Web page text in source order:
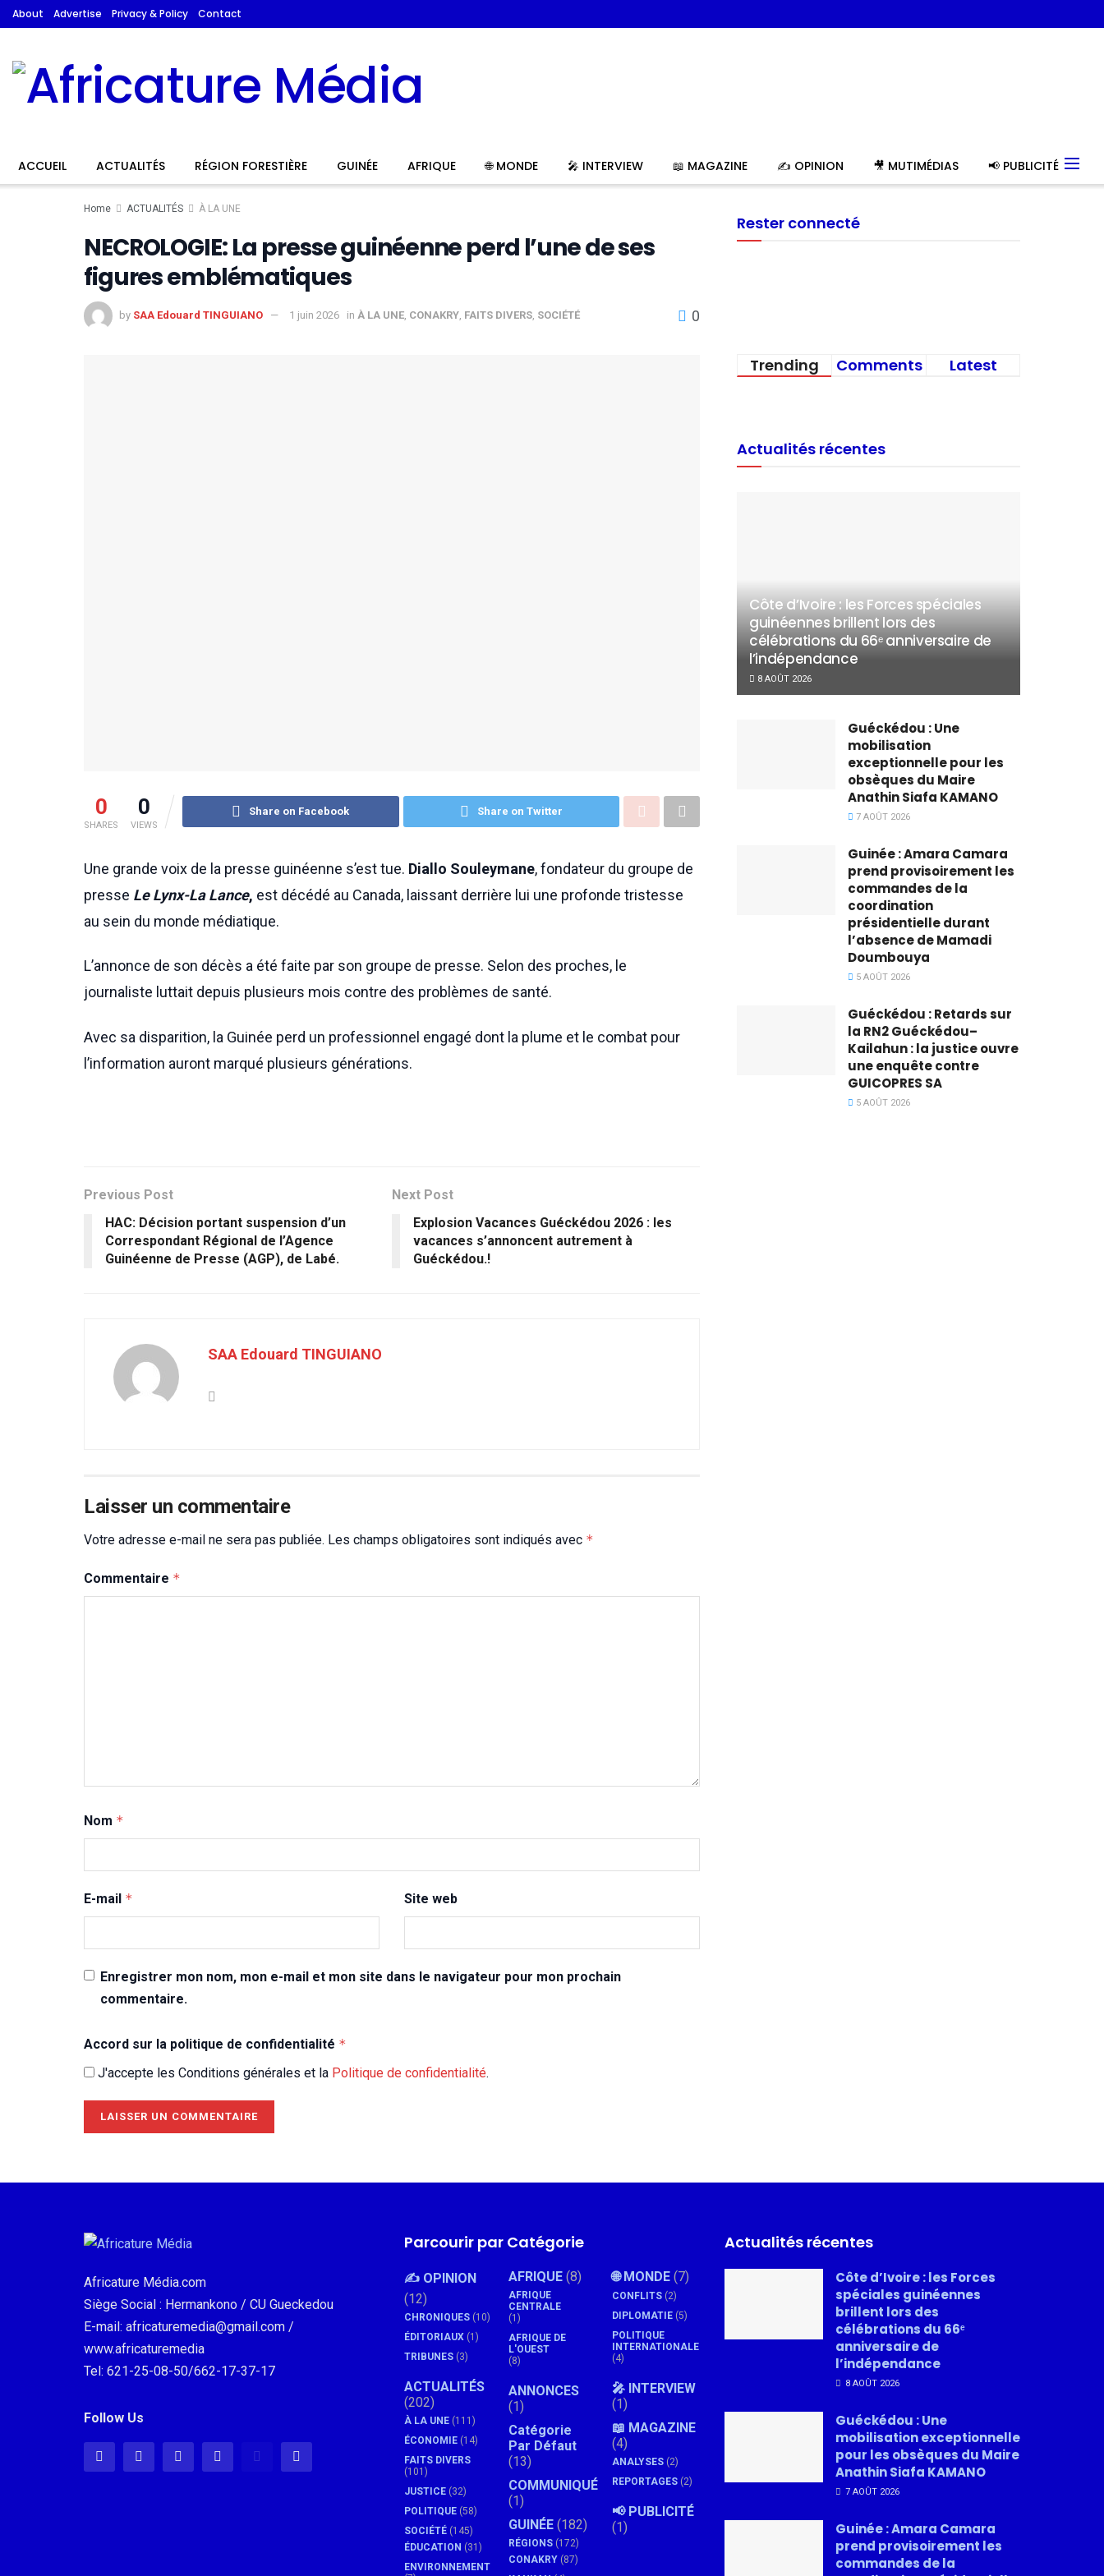
About Advertise Privacy & Policy Contact
ACCUEIL ACTUALITÉS RÉGION FORESTIÈRE GUINÉE AFRIQUE 🌐 MONDE 🎤 INTERVIEW 📖 MAGAZINE ✍️ OPINION 🎥 MUTIMÉDIAS 📢 PUBLICITÉ
Home ACTUALITÉS À LA UNE
NECROLOGIE: La presse guinéenne perd l’une de ses
figures emblématiques
by SAA Edouard TINGUIANO 1 juin 2026 in À LA UNE, CONAKRY, FAITS DIVERS, SOCIÉTÉ 0
0
SHARES
0
VIEWS
Share on Facebook Share on Twitter
Une grande voix de la presse guinéenne s’est tue. Diallo Souleymane, fondateur du groupe de
presse Le Lynx-La Lance, est décédé au Canada, laissant derrière lui une profonde tristesse
au sein du monde médiatique.
L’annonce de son décès a été faite par son groupe de presse. Selon des proches, le
journaliste luttait depuis plusieurs mois contre des problèmes de santé.
Avec sa disparition, la Guinée perd un professionnel engagé dont la plume et le combat pour
l’information auront marqué plusieurs générations.
Previous Post
HAC: Décision portant suspension d’un
Correspondant Régional de l’Agence
Guinéenne de Presse (AGP), de Labé.
Next Post
Explosion Vacances Guéckédou 2026 : les
vacances s’annoncent autrement à
Guéckédou.!
SAA Edouard TINGUIANO
Laisser un commentaire
Votre adresse e-mail ne sera pas publiée. Les champs obligatoires sont indiqués avec *
Commentaire *
Nom *
E-mail * Site web
Enregistrer mon nom, mon e-mail et mon site dans le navigateur pour mon prochain
commentaire.
Accord sur la politique de confidentialité *
J'accepte les Conditions générales et la Politique de confidentialité.
Rester connecté
Trending Comments Latest
Actualités récentes
Côte d’Ivoire : les Forces spéciales
guinéennes brillent lors des
célébrations du 66ᵉ anniversaire de
l’indépendance
8 AOÛT 2026
Guéckédou : Une
mobilisation
exceptionnelle pour les
obsèques du Maire
Anathin Siafa KAMANO
7 AOÛT 2026
Guinée : Amara Camara
prend provisoirement les
commandes de la
coordination
présidentielle durant
l’absence de Mamadi
Doumbouya
5 AOÛT 2026
Guéckédou : Retards sur
la RN2 Guéckédou–
Kailahun : la justice ouvre
une enquête contre
GUICOPRES SA
5 AOÛT 2026
Africature Média.com
Siège Social : Hermankono / CU Gueckedou
E-mail: africaturemedia@gmail.com /
www.africaturemedia
Tel: 621-25-08-50/662-17-37-17
Follow Us
Parcourir par Catégorie
✍️ OPINION
(12)
CHRONIQUES (10)
ÉDITORIAUX (1)
TRIBUNES (3)
ACTUALITÉS
(202)
À LA UNE (111)
ÉCONOMIE (14)
FAITS DIVERS
(101)
JUSTICE (32)
POLITIQUE (58)
SOCIÉTÉ (145)
ÉDUCATION (31)
ENVIRONNEMENT
AFRIQUE(8)
AFRIQUE
CENTRALE
(1)
AFRIQUE DE
L'OUEST
(8)
ANNONCES
(1)
Catégorie
Par Défaut
(13)
COMMUNIQUÉ
(1)
GUINÉE(182)
RÉGIONS(172)
CONAKRY(87)
🌐 MONDE (7)
CONFLITS (2)
DIPLOMATIE (5)
POLITIQUE
INTERNATIONALE
(4)
🎤 INTERVIEW
(1)
📖 MAGAZINE
(4)
ANALYSES (2)
REPORTAGES (2)
📢 PUBLICITÉ
(1)
Actualités récentes
Côte d’Ivoire : les Forces
spéciales guinéennes
brillent lors des
célébrations du 66ᵉ
anniversaire de
l’indépendance
8 AOÛT 2026
Guéckédou : Une
mobilisation exceptionnelle
pour les obsèques du Maire
Anathin Siafa KAMANO
7 AOÛT 2026
Guinée : Amara Camara
prend provisoirement les
commandes de la